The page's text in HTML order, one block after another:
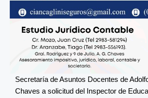
Secretaría de Asuntos Docentes de
Chaves a solicitud del Inspector de